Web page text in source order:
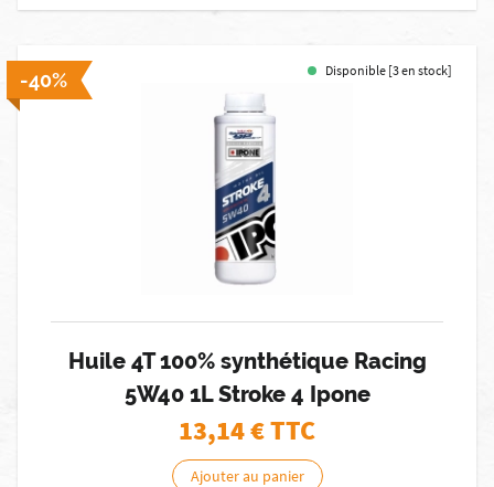
-40% Disponible [3 en stock]
Huile 4T 100% synthétique Racing
5W40 1L Stroke 4 Ipone
13,14€ TTC
Ajouter au panier